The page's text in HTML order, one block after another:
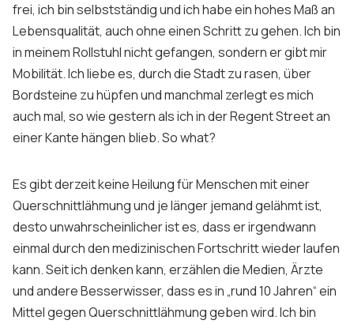
frei, ich bin selbstständig und ich habe ein hohes Maß an
Lebensqualität, auch ohne einen Schritt zu gehen. Ich bin
in meinem Rollstuhl nicht gefangen, sondern er gibt mir
Mobilität. Ich liebe es, durch die Stadt zu rasen, über
Bordsteine zu hüpfen und manchmal zerlegt es mich
auch mal, so wie gestern als ich in derRegent Streetan
einer Kante hängen blieb.So what?
Es gibt derzeit keine Heilung für Menschen mit einer
Querschnittlähmung und je länger jemand gelähmt ist,
desto unwahrscheinlicher ist es, dass er irgendwann
einmal durch den medizinischen Fortschritt wieder laufen
kann. Seit ich denken kann, erzählen die Medien, Ärzte
und andere Besserwisser, dass es in „rund 10 Jahren“ ein
Mittel gegen Querschnittlähmung geben wird. Ich bin